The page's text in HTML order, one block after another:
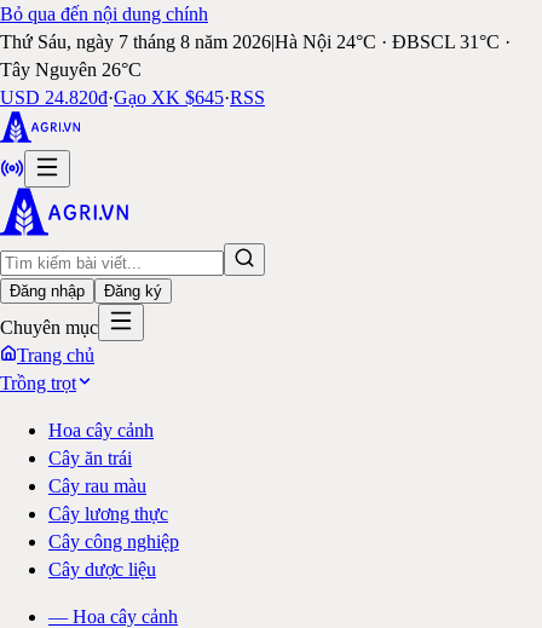
Bỏ qua đến nội dung chính
Thứ Sáu, ngày 7 tháng 8 năm 2026|Hà Nội 24°C · ĐBSCL 31°C ·
Tây Nguyên 26°C
USD 24.820đ·Gạo XK $645·RSS
Đăng nhập Đăng ký
Chuyên mục
Trang chủ
Trồng trọt
Hoa cây cảnh
Cây ăn trái
Cây rau màu
Cây lương thực
Cây công nghiệp
Cây dược liệu
— Hoa cây cảnh